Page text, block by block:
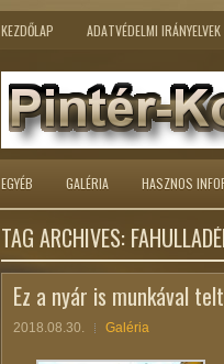
KEZDŐLAP ADATVÉDELMI IRÁNYELVEK
EGYÉB GALÉRIA HASZNOS
TAG ARCHIVES:
Ez a nyár is munkával
2018.08.30. Galéria